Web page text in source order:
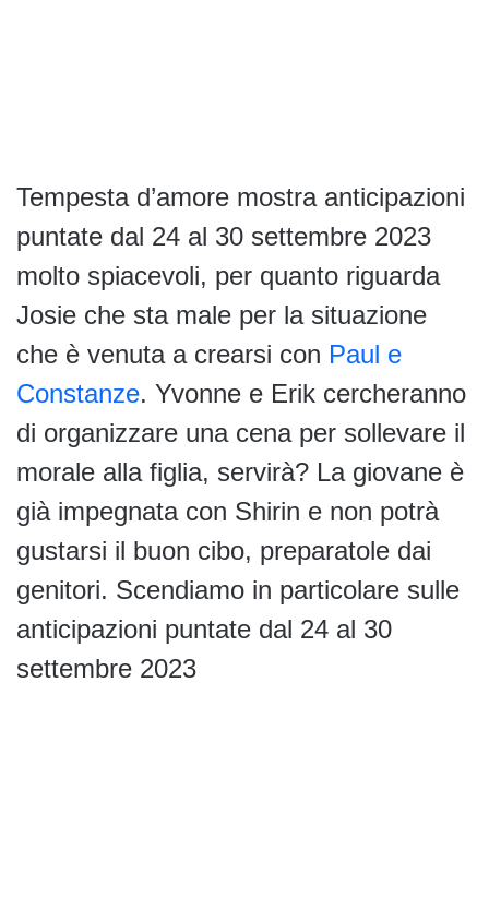
Tempesta d’amore mostra anticipazioni
puntate dal 24 al 30 settembre 2023
molto spiacevoli, per quanto riguarda
Josie che sta male per la situazione
che è venuta a crearsi con Paul e
Constanze. Yvonne e Erik cercheranno
di organizzare una cena per sollevare il
morale alla figlia, servirà? La giovane è
già impegnata con Shirin e non potrà
gustarsi il buon cibo, preparatole dai
genitori. Scendiamo in particolare sulle
anticipazioni puntate dal 24 al 30
settembre 2023